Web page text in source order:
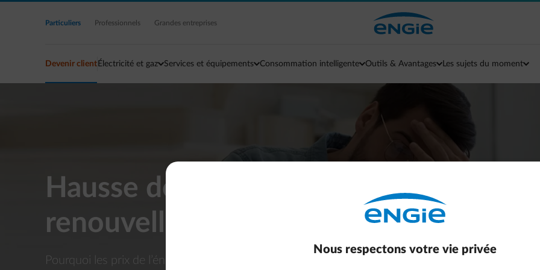
Accéder au contenu principal
Particuliers Professionnels Grandes entreprises
Devenir client Électricité et gaz Services et équipements Consommation intelligente Outils & Avantages Les sujets du moment
Hausse des prix de l’énergie, quel est
renouvellement de votre contrat ?
Pourquoi les prix de l’énergie augmentent et comment pouvez-vous limiter l’impact sur votre
Nous respectons votre vie privée